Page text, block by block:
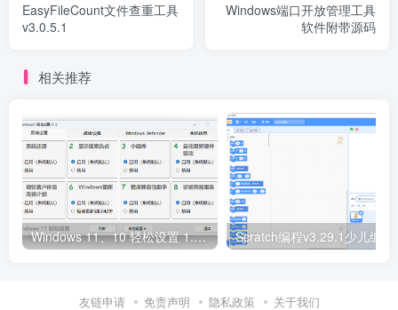
EasyFileCount文件查重工具
v3.0.5.1
Windows端口开放管理工具
软件附带源码
相关推荐
Windows 11、10 轻松设置 1.10 正式版
友链申请 免责声明 隐私政策 关于我们